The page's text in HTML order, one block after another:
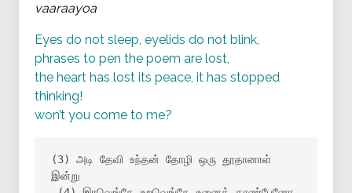
vaaraayoa
Eyes do not sleep, eyelids do not blink,
phrases to pen the poem are lost,
the heart has lost its peace, it has stopped
thinking!
won’t you come to me?
(3) அடி தேவி உந்தன் தோழி ஒரு தூதானாள்
இன்று